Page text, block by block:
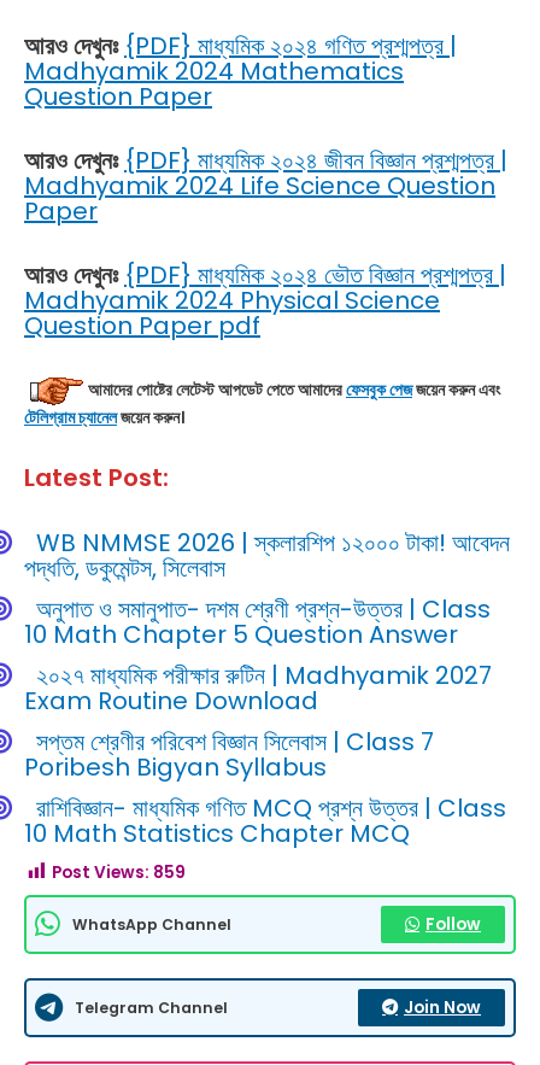
আরও দেখুনঃ {PDF} মাধ্যমিক ২০২৪ গণিত প্রশ্মপত্র |
Madhyamik 2024 Mathematics
Question Paper
আরও দেখুনঃ {PDF} মাধ্যমিক ২০২৪ জীবন বিজ্ঞান প্রশ্মপত্র |
Madhyamik 2024 Life Science Question
Paper
আরও দেখুনঃ {PDF} মাধ্যমিক ২০২৪ ভৌত বিজ্ঞান প্রশ্মপত্র |
Madhyamik 2024 Physical Science
Question Paper pdf
আমাদের পোষ্টের লেটেস্ট আপডেটপেতে আমাদেরফেসবুক পেজজয়েন করুন এবং
টেলিগ্রাম চ্যানেলজয়েন করুন।
Latest Post:
WB NMMSE 2026 | স্কলারশিপ ১২০০০ টাকা! আবেদন
পদ্ধতি, ডকুমেন্টস, সিলেবাস
অনুপাত ও সমানুপাত- দশম শ্রেণী প্রশ্ন-উত্তর | Class
10 Math Chapter 5 Question Answer
২০২৭ মাধ্যমিক পরীক্ষার রুটিন | Madhyamik 2027
Exam Routine Download
সপ্তম শ্রেণীর পরিবেশ বিজ্ঞান সিলেবাস | Class 7
Poribesh Bigyan Syllabus
রাশিবিজ্ঞান- মাধ্যমিক গণিত MCQ প্রশ্ন উত্তর | Class
10 Math Statistics Chapter MCQ
Post Views: 859
WhatsApp Channel Follow
Telegram Channel Join Now